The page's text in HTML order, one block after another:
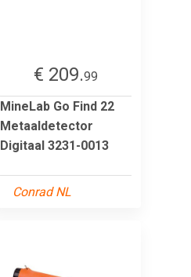
€ 209.99
MineLab Go Find 22
Metaaldetector
Digitaal 3231-0013
Conrad NL